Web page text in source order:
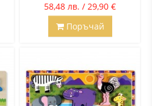
58,48 лв. / 29,90 €
Поръчай